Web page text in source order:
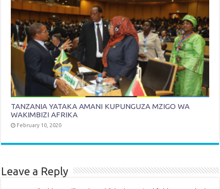
TANZANIA YATAKA AMANI KUPUNGUZA MZIGO WA
WAKIMBIZI AFRIKA
February 10, 2020
Leave a Reply